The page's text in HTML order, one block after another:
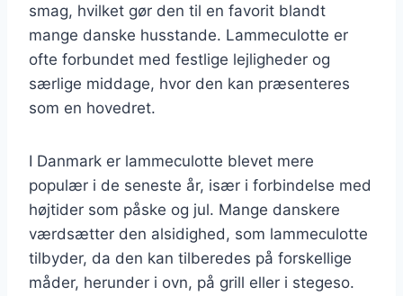
smag, hvilket gør den til en favorit blandt
mange danske husstande. Lammeculotte er
ofte forbundet med festlige lejligheder og
særlige middage, hvor den kan præsenteres
som en hovedret.
I Danmark er lammeculotte blevet mere
populær i de seneste år, især i forbindelse med
højtider som påske og jul. Mange danskere
værdsætter den alsidighed, som lammeculotte
tilbyder, da den kan tilberedes på forskellige
måder, herunder i ovn, på grill eller i stegeso.